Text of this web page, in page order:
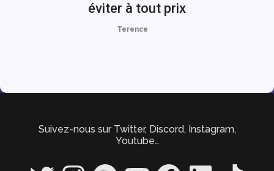
éviter à tout prix
Terence
Suivez-nous sur Twitter, Discord, Instagram,
Youtube…
Twitter InstagramSpotify YouTube FacebookLinkedIn TikTok